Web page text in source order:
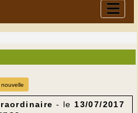
- le13/07/2017